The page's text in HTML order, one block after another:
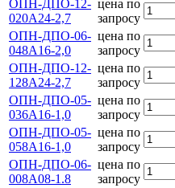
ОПН-ДПО-12-
020А24-2,7
цена по
запросу
ОПН-ДПО-06-
048А16-2,0
цена по
запросу
ОПН-ДПО-12-
128А24-2,7
цена по
запросу
ОПН-ДПО-05-
036А16-1,0
цена по
запросу
ОПН-ДПО-05-
058А16-1,0
цена по
запросу
ОПН-ДПО-06-
008А08-1.8
цена по
запросу